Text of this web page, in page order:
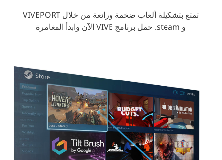
تمتع بتشكيلة ألعاب ضخمة ورائعة من خلال VIVEPORT
و steam. حمل برنامج VIVE الآن وابدأ المغامرة